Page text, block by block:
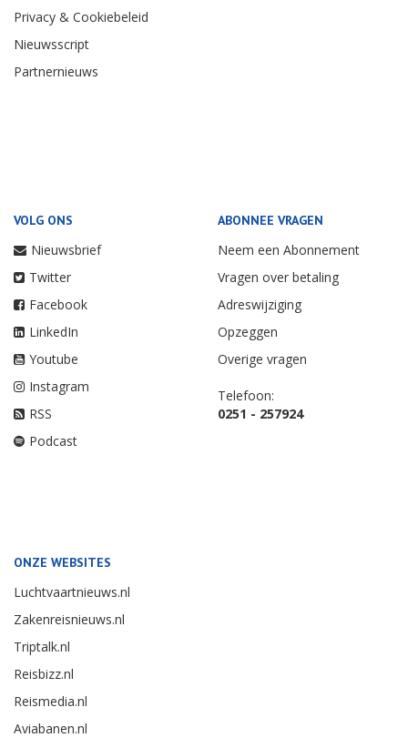
Privacy & Cookiebeleid
Nieuwsscript
Partnernieuws
VOLG ONS
Nieuwsbrief
Twitter
Facebook
LinkedIn
Youtube
Instagram
RSS
Podcast
ABONNEE VRAGEN
Neem een Abonnement
Vragen over betaling
Adreswijziging
Opzeggen
Overige vragen
Telefoon:
0251 - 257924
ONZE WEBSITES
Luchtvaartnieuws.nl
Zakenreisnieuws.nl
Triptalk.nl
Reisbizz.nl
Reismedia.nl
Aviabanen.nl